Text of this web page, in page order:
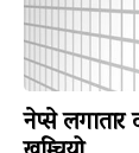
नेप्से लगातार